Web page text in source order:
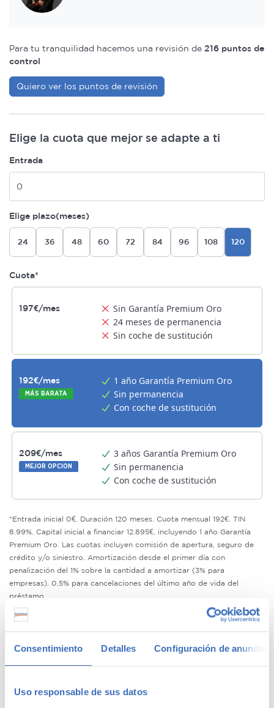
Consentimiento Detalles Configuración de anuncios
Uso responsable de sus datos
Para tu tranquilidad hacemos una revisión de 216 puntos de
control
Quiero ver los puntos de revisión
Elige la cuota que mejor se adapte a ti
Entrada
Elige plazo(meses)
24 36 48 60 72 84 96 108 120
Cuota*
197€/mes
Sin Garantía Premium Oro
24 meses de permanencia
Sin coche de sustitución
192€/mes
MÁS BARATA
1 año Garantía Premium Oro
Sin permanencia
Con coche de sustitución
209€/mes
MEJOR OPCION
3 años Garantía Premium Oro
Sin permanencia
Con coche de sustitución
*Entrada inicial 0€. Duración 120 meses. Cuota mensual 192€. TIN
8.99%. Capital inicial a financiar 12.895€, incluyendo 1 año Garantía
Premium Oro. Las cuotas incluyen comisión de apertura, seguro de
crédito y/o siniestro. Amortización desde el primer día con
penalización del 1% sobre la cantidad a amortizar (3% para
empresas). 0,5% para cancelaciones del último año de vida del
préstamo.
¿Qué es la Garantía Premium Oro ?